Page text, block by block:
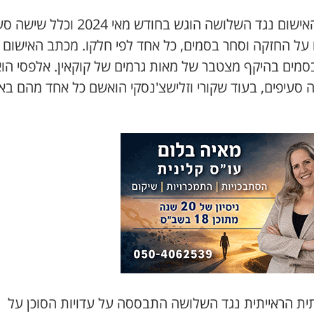
כתב האישום נגד השלושה הוגש בחודש מאי 2024
על החזקה וסחר בסמים, כל אחד לפי חלקו. מכתב
בהיקף מצטבר של מאות גרמים של קוקאין. אלפסי
סעיפים, בעוד שקורי וזלישצ'נסקי הואשם כל אחד מהם
הראייתית נגד השלושה התבססה על עדויות הסוכן על